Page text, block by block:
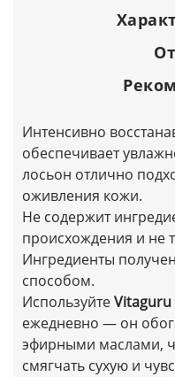
Интенсивно
обеспечивает
лосьон отлично
оживления кожи.
Не содержит
происхождения и не
Ингредиенты
способом.
ИспользуйтеVitaguru
ежедневно — он
эфирными маслами,
смягчать сухую и